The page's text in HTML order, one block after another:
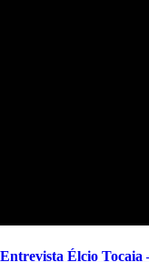
Entrevista Élcio Tocaia